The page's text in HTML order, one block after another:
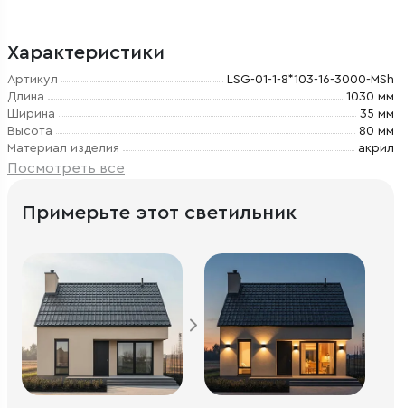
Характеристики
Артикул
LSG-01-1-8*103-16-3000-MSh
Длина
1030 мм
Ширина
35 мм
Высота
80 мм
Материал изделия
акрил
Посмотреть все
Примерьте этот светильник